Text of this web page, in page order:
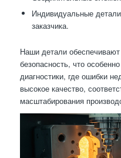
Индивидуальные
заказчика.
Наши детали
безопасность, что
диагностики, где ошибки
высокое качество,
масштабирования